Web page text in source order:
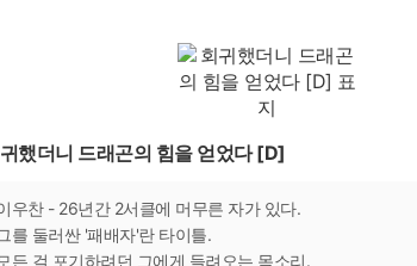
했더니 드래곤의 힘을 얻었다 [D]
우찬 - 26년간 2서클에 머무른 자가 있다.
를 둘러싼 '패배자'란 타이틀.
든 걸 포기하려던 그에게 들려오는 목소리.